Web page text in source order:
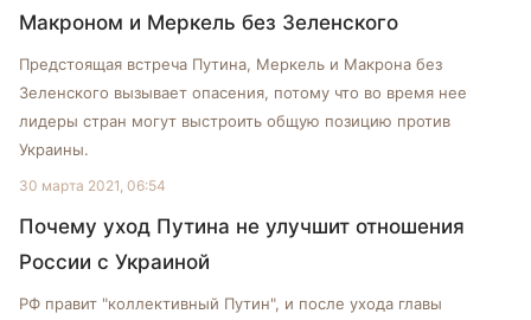
Макроном и Меркель без Зеленского
Предстоящая встреча Путина, Меркель и Макрона без
Зеленского вызывает опасения, потому что во время нее
лидеры стран могут выстроить общую позицию против
Украины.
30 марта 2021, 06:54
Почему уход Путина не улучшит отношения
России с Украиной
РФ правит "коллективный Путин", и после ухода главы